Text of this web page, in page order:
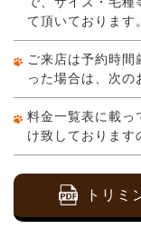
て頂いております。
ご来店は予約時
った場合は、次の
料金一覧表に載っ
け致しております
トリミ